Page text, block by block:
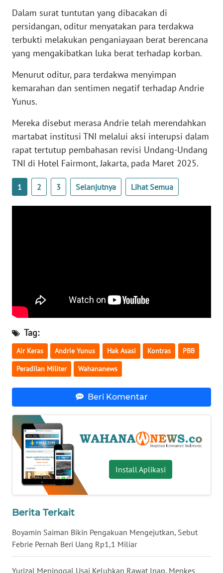
Dalam surat tuntutan yang dibacakan di
persidangan, oditur menyatakan para terdakwa
terbukti melakukan penganiayaan berat berencana
yang mengakibatkan luka berat terhadap korban.
Menurut oditur, para terdakwa menyimpan
kemarahan dan sentimen negatif terhadap Andrie
Yunus.
Mereka disebut merasa Andrie telah merendahkan
martabat institusi TNI melalui aksi interupsi dalam
rapat tertutup pembahasan revisi Undang-Undang
TNI di Hotel Fairmont, Jakarta, pada Maret 2025.
1 2 3 Selanjutnya Lihat Semua
Tag:
Air Keras Andrie Yunus Hak Asasi Kontras PBB
Peradilan Militer Wahananews
Beri Komentar
Install Aplikasi
Berita Terkait
Boyamin Saiman Bikin Pengakuan Mengejutkan, Sebut
Febrie Pernah Beri Uang Rp1,1 Miliar
Yurizal Meninggal Usai Keluhkan Rawat Inap, Menkes
WN
PAPUA
WN
BARAT
WN
SERAMBI
WN
JAMBI
SULTENG
WN
SULBAR
WN
BABEL
WN
SUMSEL
WN
BENGKULU
WN
WN
JATENG